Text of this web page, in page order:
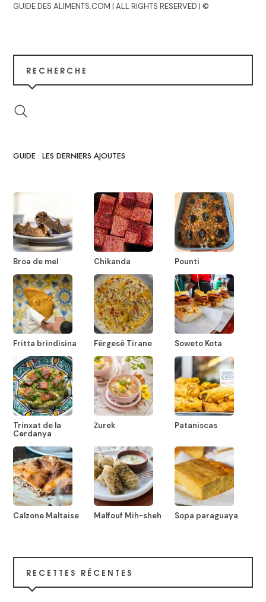
GUIDE DES ALIMENTS.COM | ALL RIGHTS RESERVED | ©
RECHERCHE
GUIDE : LES DERNIERS AJOUTES
Broa de mel Chikanda Pounti
Fritta brindisina Fërgesë Tirane Soweto Kota
Trinxat de la
Cerdanya
Żurek Pataniscas
Calzone Maltaise Malfouf Mih-sheh Sopa paraguaya
RECETTES RÉCENTES